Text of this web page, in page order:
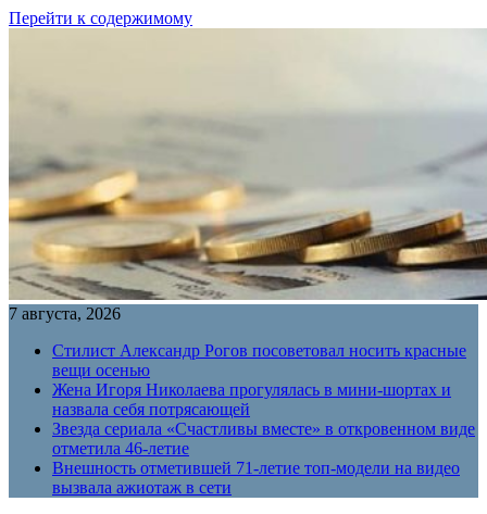
Перейти к содержимому
7 августа, 2026
Стилист Александр Рогов посоветовал носить красные
вещи осенью
Жена Игоря Николаева прогулялась в мини-шортах и
назвала себя потрясающей
Звезда сериала «Счастливы вместе» в откровенном виде
отметила 46-летие
Внешность отметившей 71-летие топ-модели на видео
вызвала ажиотаж в сети